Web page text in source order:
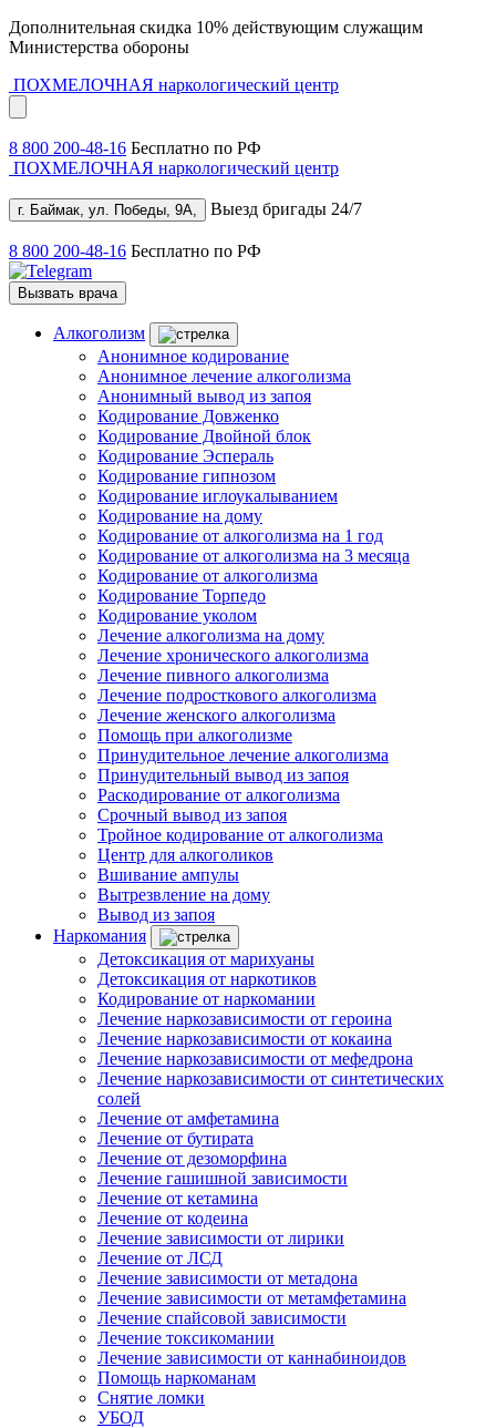
Дополнительная скидка 10% действующим служащим
Министерства обороны
ПОХМЕЛОЧНАЯ наркологический центр
8 800 200-48-16 Бесплатно по РФ
ПОХМЕЛОЧНАЯ наркологический центр
г. Баймак, ул. Победы, 9А, Выезд бригады 24/7
8 800 200-48-16 Бесплатно по РФ
Вызвать врача
Алкоголизм
Анонимное кодирование
Анонимное лечение алкоголизма
Анонимный вывод из запоя
Кодирование Довженко
Кодирование Двойной блок
Кодирование Эспераль
Кодирование гипнозом
Кодирование иглоукалыванием
Кодирование на дому
Кодирование от алкоголизма на 1 год
Кодирование от алкоголизма на 3 месяца
Кодирование от алкоголизма
Кодирование Торпедо
Кодирование уколом
Лечение алкоголизма на дому
Лечение хронического алкоголизма
Лечение пивного алкоголизма
Лечение подросткового алкоголизма
Лечение женского алкоголизма
Помощь при алкоголизме
Принудительное лечение алкоголизма
Принудительный вывод из запоя
Раскодирование от алкоголизма
Срочный вывод из запоя
Тройное кодирование от алкоголизма
Центр для алкоголиков
Вшивание ампулы
Вытрезвление на дому
Вывод из запоя
Наркомания
Детоксикация от марихуаны
Детоксикация от наркотиков
Кодирование от наркомании
Лечение наркозависимости от героина
Лечение наркозависимости от кокаина
Лечение наркозависимости от мефедрона
Лечение наркозависимости от синтетических
солей
Лечение от амфетамина
Лечение от бутирата
Лечение от дезоморфина
Лечение гашишной зависимости
Лечение от кетамина
Лечение от кодеина
Лечение зависимости от лирики
Лечение от ЛСД
Лечение зависимости от метадона
Лечение зависимости от метамфетамина
Лечение спайсовой зависимости
Лечение токсикомании
Лечение зависимости от каннабиноидов
Помощь наркоманам
Снятие ломки
УБОД